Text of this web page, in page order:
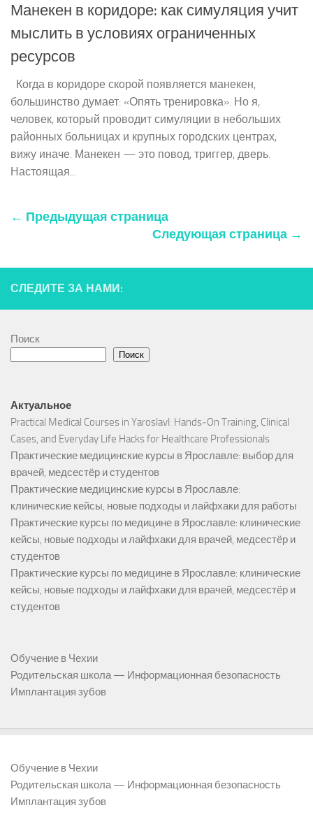
Манекен в коридоре: как симуляция учит
мыслить в условиях ограниченных
ресурсов
Когда в коридоре скорой появляется манекен,
большинство думает: «Опять тренировка». Но я,
человек, который проводит симуляции в небольших
районных больницах и крупных городских центрах,
вижу иначе. Манекен — это повод, триггер, дверь.
Настоящая...
← Предыдущая страница
Следующая страница →
СЛЕДИТЕ ЗА НАМИ:
Поиск
Поиск
Актуальное
Practical Medical Courses in Yaroslavl: Hands‑On Training, Clinical
Cases, and Everyday Life Hacks for Healthcare Professionals
Практические медицинские курсы в Ярославле: выбор для
врачей, медсестёр и студентов
Практические медицинские курсы в Ярославле:
клинические кейсы, новые подходы и лайфхаки для работы
Практические курсы по медицине в Ярославле: клинические
кейсы, новые подходы и лайфхаки для врачей, медсестёр и
студентов
Практические курсы по медицине в Ярославле: клинические
кейсы, новые подходы и лайфхаки для врачей, медсестёр и
студентов
Обучение в Чехии
Родительская школа — Информационная безопасность
Имплантация зубов
Обучение в Чехии
Родительская школа — Информационная безопасность
Имплантация зубов